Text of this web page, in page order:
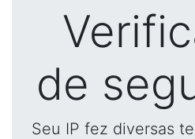
de
Seu IP fez diversas